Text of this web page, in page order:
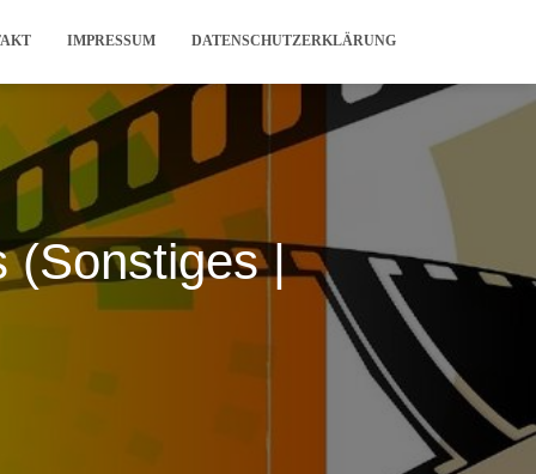
IMPRESSUM DATENSCHUTZERKLÄRUNG
(Sonstiges |